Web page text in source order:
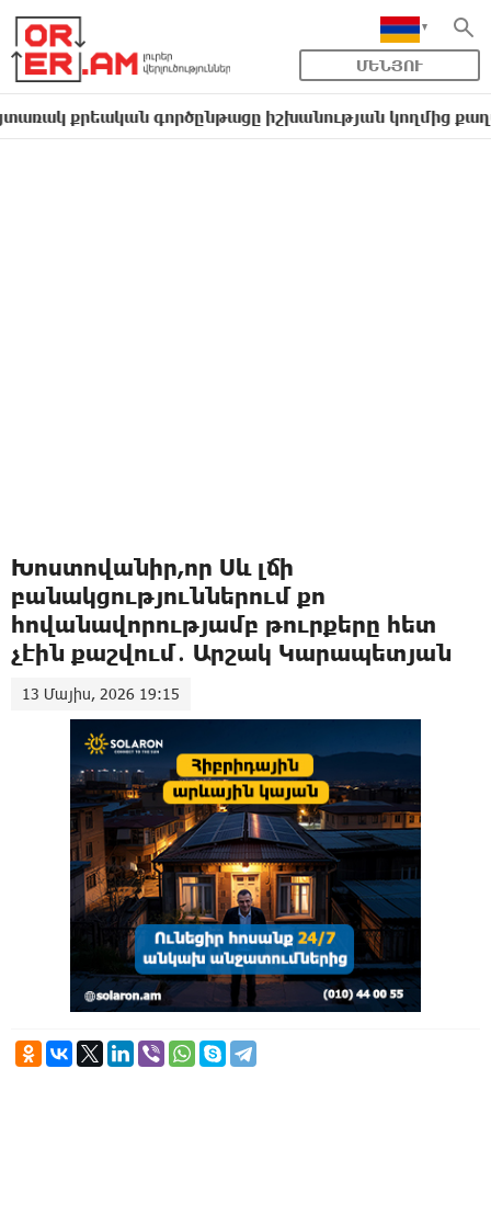
ՄԵՆՅՈՒ
գործընթացը իշխանության կողմից
Խոստովանիր,որ Սև լճի
բանակցություններում քո
հովանավորությամբ թուրքերը հետ
չէին քաշվում․ Արշակ Կարապետյան
13 Մայիս, 2026 19:15